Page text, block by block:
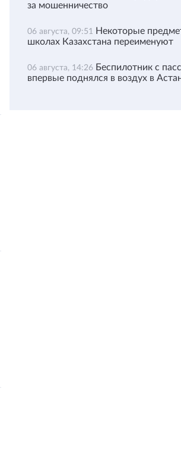
за мошенничество
06 августа, 09:51 Некоторые
школах Казахстана переименуют
06 августа, 14:26 Беспилотник с
впервые поднялся в воздух в